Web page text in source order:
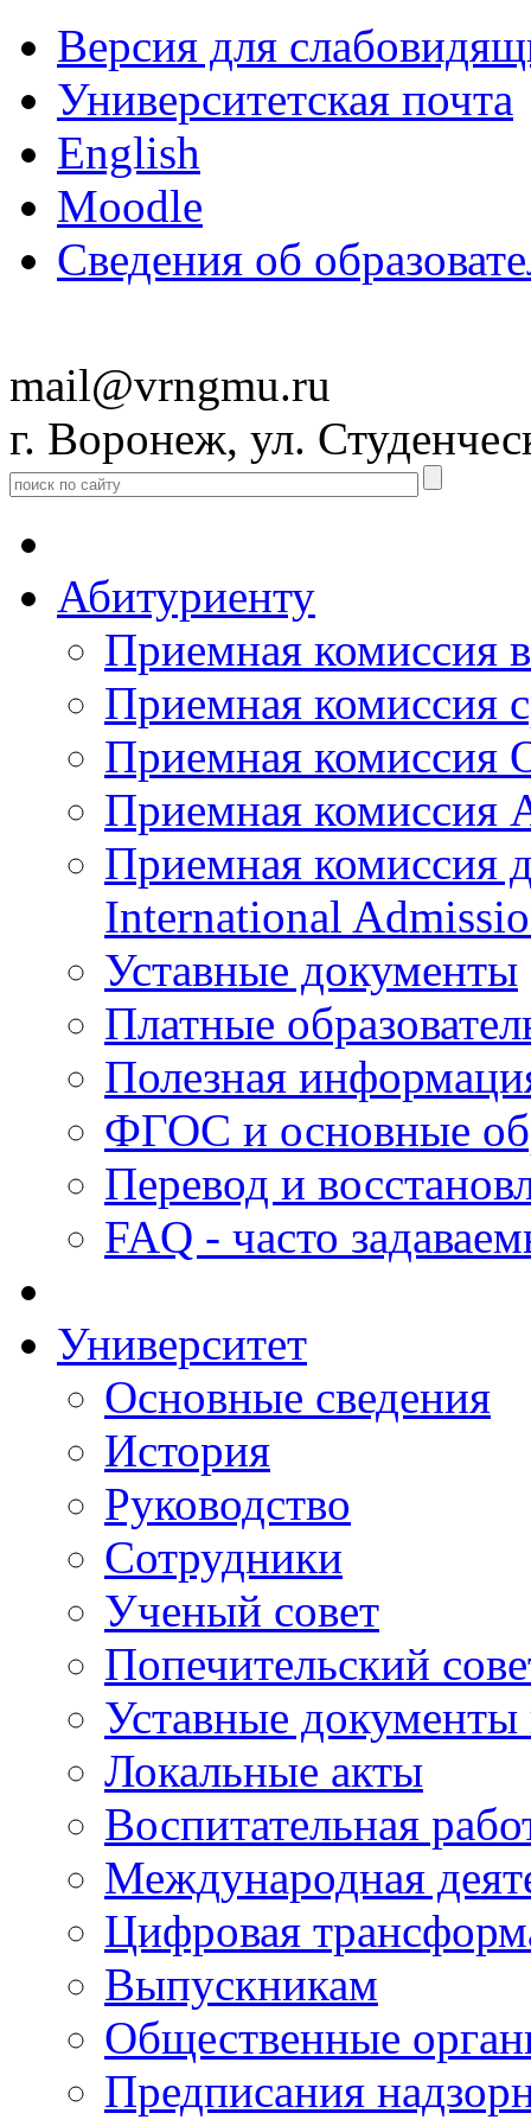
Версия для
Университетская почта
English
Moodle
Сведения об
mail@vrngmu.ru
г. Воронеж, ул.
Абитуриенту
Приемная комиссия
Приемная комиссия
Приемная комиссия
Приемная комиссия
Приемная комиссия
International
Уставные документы
Платные
Полезная
ФГОС и основные
Перевод и
FAQ - часто
Университет
Основные сведения
История
Руководство
Сотрудники
Ученый совет
Попечительский
Уставные документы
Локальные акты
Воспитательная
Международная
Цифровая
Выпускникам
Общественные
Предписания